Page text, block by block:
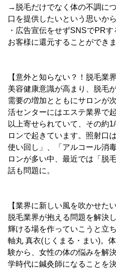
→脱毛だけでなく体の不調に
口を提供したいという思いから
・広告宣伝をせずSNSでPR
お客様に還元することができま
【意外と知らない？！脱毛業
美容健康意識が高まり、脱毛
需要の増加とともにサロンが
活センターにはエステ業界で
以上寄せられていて、その約
ロンで起きています。照射口
使い回し」、「アルコール消
ロンが多い中、最近では「脱
話も問題に。
【業界に新しい風を吹かせた
脱毛業界が抱える問題を解決
輝ける場を作っていこうと立
軸丸 真衣(じくまる・まい)。
験から、女性の体の悩みを解
学時代に鍼灸師になることを